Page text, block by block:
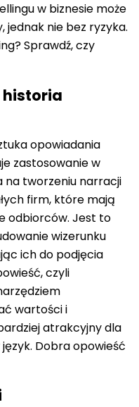
w biznesie może
nie bez ryzyka.
Sprawdź, czy
opowiadania
zastosowanie w
na tworzeniu narracji
firm, które mają
odbiorców. Jest to
wizerunku
ich do podjęcia
czyli
wartości i
atrakcyjny dla
Dobra opowieść